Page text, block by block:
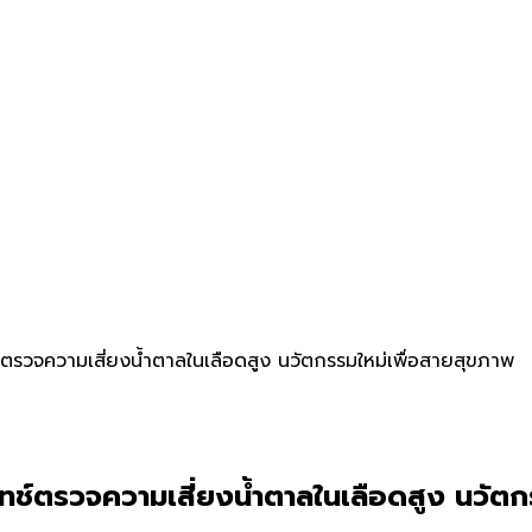
จความเสี่ยงน้ำตาลในเลือดสูง นวัตกรรมใหม่เพื่อสายสุขภาพ
รวจความเสี่ยงน้ำตาลในเลือดสูง นวัต